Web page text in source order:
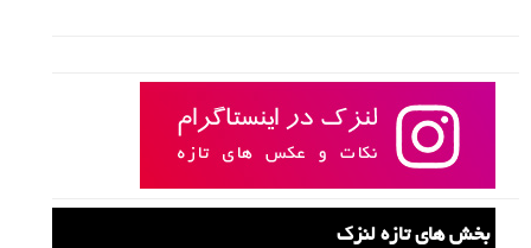
بخش های تازه لنزک